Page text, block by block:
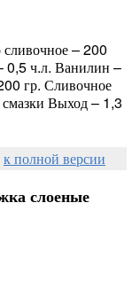
– 200
0,5 ч.л. Ванилин –
гр. Сливочное
Выход – 1,3
к полной версии
слоеные